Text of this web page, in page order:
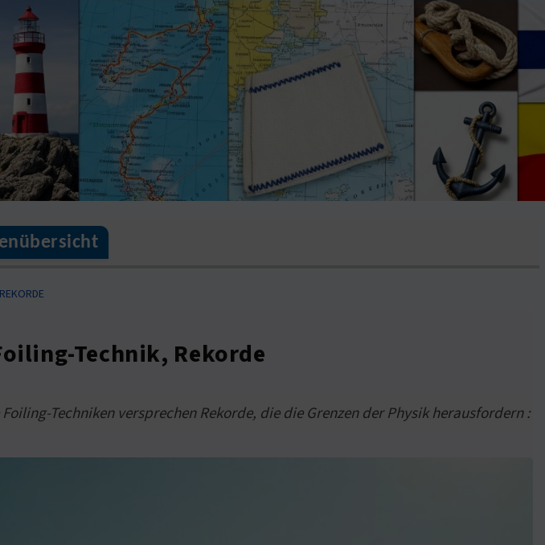
Technik, Rekorde
Techniken versprechen Rekorde, die die Grenzen der Physik herausfordern :